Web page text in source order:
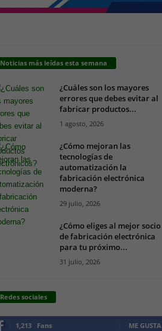
Noticias más leídas esta semana
¿Cuáles son los mayores
errores que debes evitar al
fabricar productos...
1 agosto, 2026
¿Cómo mejoran las
tecnologías de
automatización la
fabricación electrónica
moderna?
29 julio, 2026
¿Cómo eliges al mejor socio
de fabricación electrónica
para tu próximo...
31 julio, 2026
Redes sociales
1,213 Fans ME GUSTA